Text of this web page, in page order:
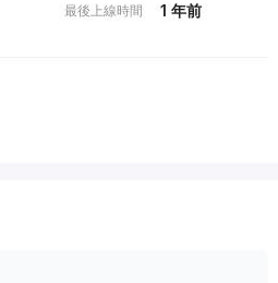
最後上線時間 1 年前